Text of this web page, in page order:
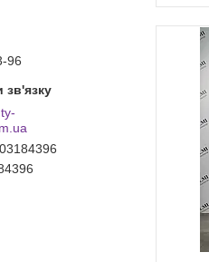
96